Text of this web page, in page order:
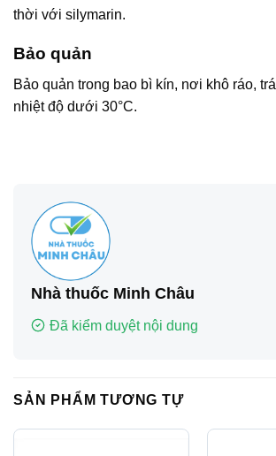
thời với silymarin.
Bảo quản
Bảo quản trong bao bì kín, nơi khô ráo,
nhiệt độ dưới 30°C.
Nhà thuốc Minh Châu
Đã kiểm duyệt nội dung
SẢN PHẨM TƯƠNG TỰ